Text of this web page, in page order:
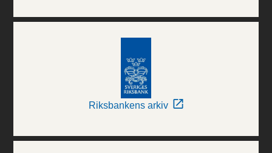
Riksbankens arkiv